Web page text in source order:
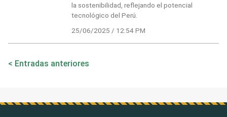
la sostenibilidad, reflejando el potencial
tecnológico del Perú.
25/06/2025 / 12:54 PM
Entradas anteriores